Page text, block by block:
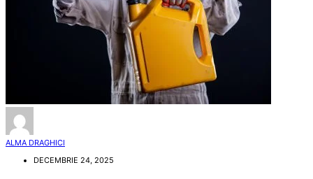
ALMA DRAGHICI
DECEMBRIE 24, 2025